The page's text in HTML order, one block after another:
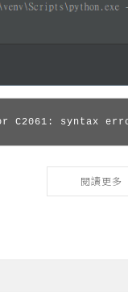
C2061: syntax
閱讀更多